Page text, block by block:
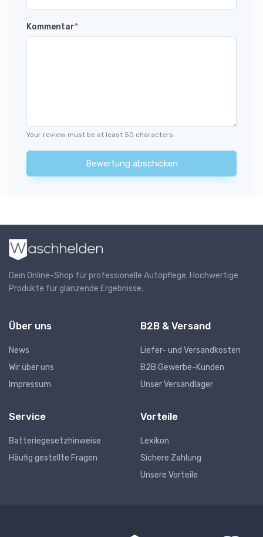
Kommentar*
Your review must be at least 50 characters.
Bewertung abschicken
Dein Online-Shop für professionelle Autopflege. Hochwertige
Produkte für glänzende Ergebnisse.
Über uns
News
Wir über uns
Impressum
B2B & Versand
Liefer- und Versandkosten
B2B Gewerbe-Kunden
Unser Versandlager
Service
Batteriegesetzhinweise
Häufig gestellte Fragen
Vorteile
Lexikon
Sichere Zahlung
Unsere Vorteile